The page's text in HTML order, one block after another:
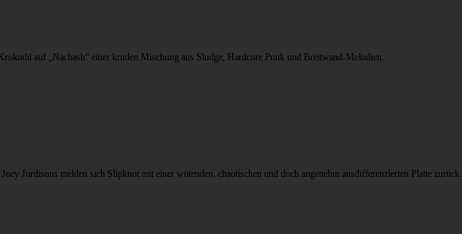
auf „Nachash“ einer kruden Mischung aus Sludge, Hardcore Punk und Breitwand-Melodien.
Jordisons melden sich Slipknot mit einer wütenden, chaotischen und doch angenehm ausdifferenzierten Platte zurück.